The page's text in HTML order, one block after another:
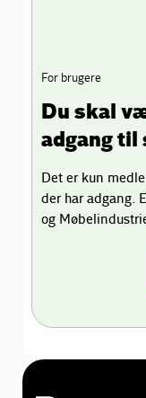
For brugere
Du skal
adgang til
Det er kun
der har adgang.
og